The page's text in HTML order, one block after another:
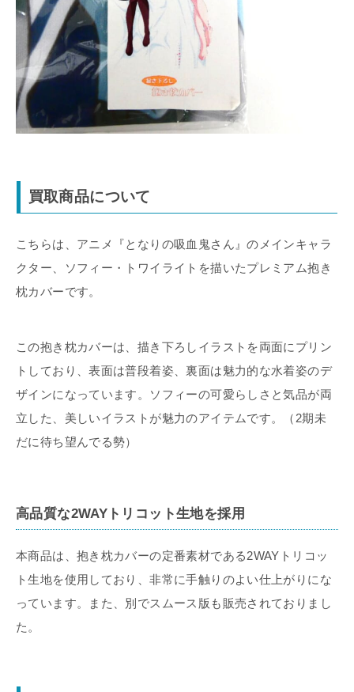
買取商品について
こちらは、アニメ『となりの吸血鬼さん』のメインキャラ
クター、ソフィー・トワイライトを描いたプレミアム抱き
枕カバーです。
この抱き枕カバーは、描き下ろしイラストを両面にプリン
トしており、表面は普段着姿、裏面は魅力的な水着姿のデ
ザインになっています。ソフィーの可愛らしさと気品が両
立した、美しいイラストが魅力のアイテムです。（2期未
だに待ち望んでる勢）
高品質な2WAYトリコット生地を採用
本商品は、抱き枕カバーの定番素材である2WAYトリコッ
ト生地を使用しており、非常に手触りのよい仕上がりにな
っています。また、別でスムース版も販売されておりまし
た。